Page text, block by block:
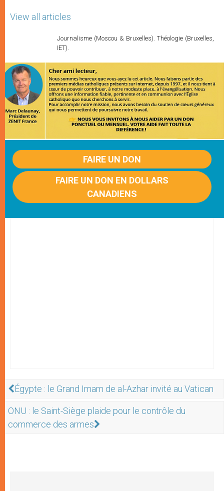
View all articles
Journalisme (Moscou & Bruxelles). Théologie (Bruxelles,
IET).
FAIRE UN DON
FAIRE UN DON EN DOLLARS
CANADIENS
Égypte : le Grand Imam de al-Azhar invité au Vatican
ONU : le Saint-Siège plaide pour le contrôle du
commerce des armes